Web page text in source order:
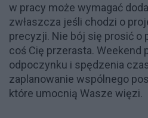
w pracy może wymagać
zwłaszcza jeśli chodzi o
precyzji. Nie bój się prosić o
coś Cię przerasta. Weekend
odpoczynku i spędzenia
zaplanowanie wspólnego
które umocnią Wasze więzi.